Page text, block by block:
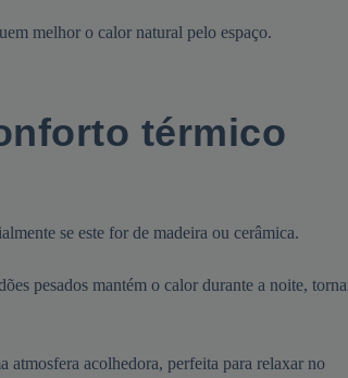
melhor o calor natural pelo espaço.
térmico
se este for de madeira ou cerâmica.
pesados mantém o calor durante a noite,
atmosfera acolhedora, perfeita para relaxar no